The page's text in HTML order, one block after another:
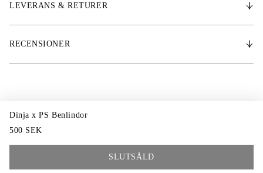
LEVERANS & RETURER
RECENSIONER
Dinja x PS Benlindor
500 SEK
SLUTSÅLD